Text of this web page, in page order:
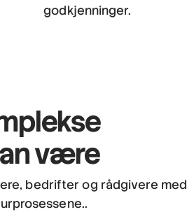
godkjenninger.
være
bedrifter og rådgivere med